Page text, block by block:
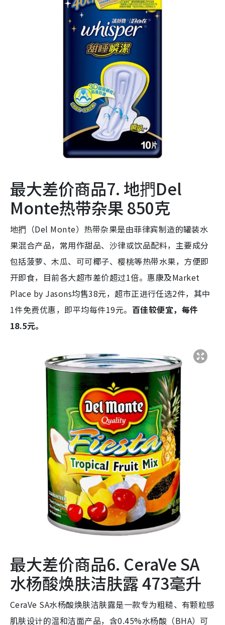
最大差价商品7. 地捫Del
Monte热带杂果 850克
地捫（Del Monte）热带杂果是由菲律宾制造的罐装水
果混合产品，常用作甜品、沙律或饮品配料，主要成分
包括菠萝、木瓜、可可椰子、樱桃等热带水果，方便即
开即食，目前各大超市差价超过1倍。惠康及Market
Place by Jasons均售38元，超市正进行任选2件，其中
1件免费优惠，即平均每件19元。 百佳较便宜，每件
18.5元。
最大差价商品6. CeraVe SA
水杨酸焕肤洁肤露 473毫升
CeraVe SA水杨酸焕肤洁肤露是一款专为粗糙、有颗粒感
肌肤设计的温和洁面产品，含0.45%水杨酸（BHA）可